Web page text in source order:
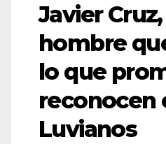
Javier
hombre
lo que
reconocen
Luvianos